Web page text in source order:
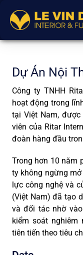
Dự Án Nội
Công ty TNHH
hoạt động trong
tại Việt Nam,
viên của Ritar
đoàn hàng đầu
Trong hơn 10 năm
ty không ngừng
lực công nghệ và
(Việt Nam) đã tạo
và đối tác nhờ
kiểm soát nghiêm
tiên tiến theo tiêu